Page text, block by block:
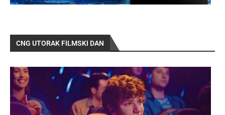
CNG UTORAK FILMSKI DAN